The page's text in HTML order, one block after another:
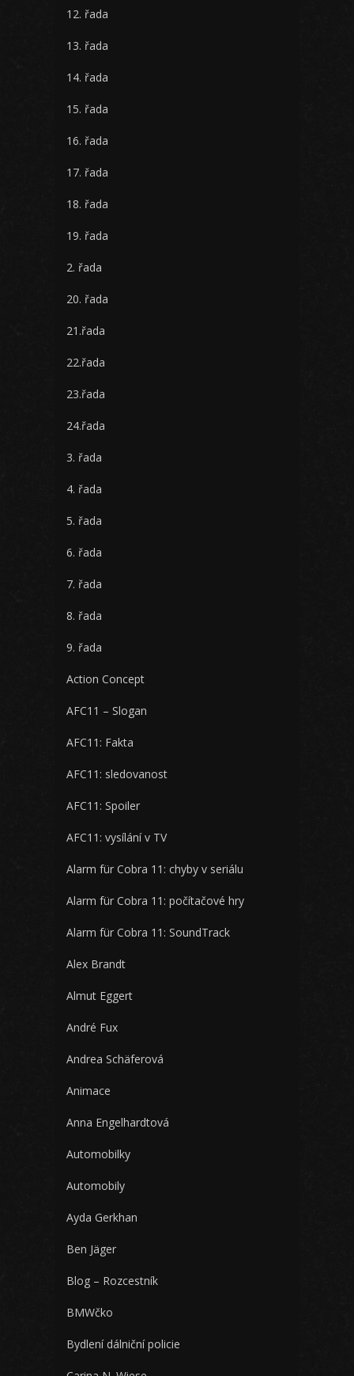
12. řada
13. řada
14. řada
15. řada
16. řada
17. řada
18. řada
19. řada
2. řada
20. řada
21.řada
22.řada
23.řada
24.řada
3. řada
4. řada
5. řada
6. řada
7. řada
8. řada
9. řada
Action Concept
AFC11 – Slogan
AFC11: Fakta
AFC11: sledovanost
AFC11: Spoiler
AFC11: vysílání v TV
Alarm für Cobra 11: chyby v seriálu
Alarm für Cobra 11: počítačové hry
Alarm für Cobra 11: SoundTrack
Alex Brandt
Almut Eggert
André Fux
Andrea Schäferová
Animace
Anna Engelhardtová
Automobilky
Automobily
Ayda Gerkhan
Ben Jäger
Blog – Rozcestník
BMWčko
Bydlení dálniční policie